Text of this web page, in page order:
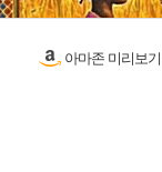
아마존 미리보기